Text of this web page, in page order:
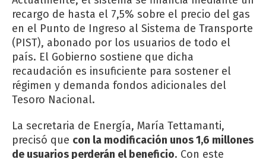
recargo de hasta el 7,5% sobre el precio del gas
en el Punto de Ingreso al Sistema de Transporte
(PIST), abonado por los usuarios de todo el
país. El Gobierno sostiene que dicha
recaudación es insuficiente para sostener el
régimen y demanda fondos adicionales del
Tesoro Nacional.
La secretaria de Energía, María Tettamanti,
precisó que con la modificación unos 1,6 millones
de usuarios perderán el beneficio. Con este